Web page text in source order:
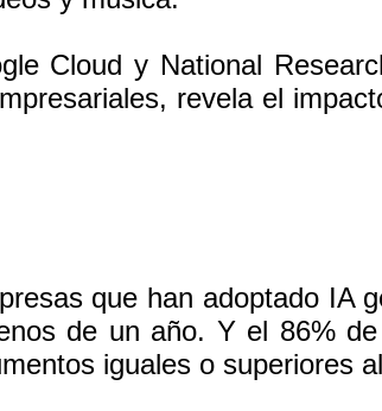
Cloud y National
revela el
que han adoptado IA
de un año. Y el 86%
iguales o superiores